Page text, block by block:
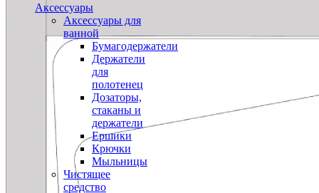
Аксессуары
Аксессуары для
ванной
Бумагодержатели
Держатели
для
полотенец
Дозаторы,
стаканы и
держатели
Ершики
Крючки
Мыльницы
Чистящее
средство